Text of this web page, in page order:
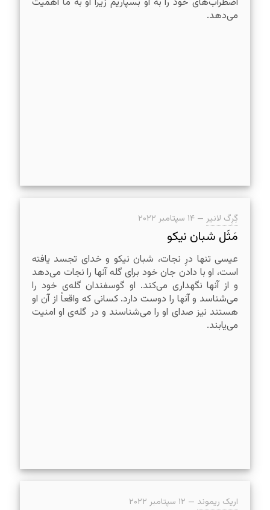
می‌دهد.
گِرِگ لانیر — ۱۴ سپتامبر ۲۰۲۲
مَثَل شبان نیکو
عیسی تنها درِ نجات، شبان نیکو و خدای تجسد یافته
است، او با دادن جان خود برای گله آنها را نجات می‌دهد
و از آنها نگهداری می‌کند. او گوسفندان گله‌ی خود را
می‌شناسد و آنها را دوست دارد. کسانی که واقعاً از آن او
هستند نیز صدای او را می‌شناسند و در گله‌ی او امنیت
می‌یابند.
اریک ریموند — ۱۲ سپتامبر ۲۰۲۲